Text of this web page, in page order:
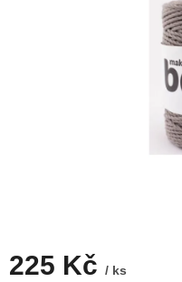
225 Kč / ks